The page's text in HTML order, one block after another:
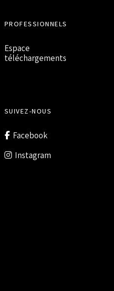
PROFESSIONNELS
Espace
téléchargements
SUIVEZ-NOUS
Facebook
Instagram